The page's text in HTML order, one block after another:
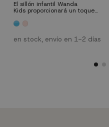
El sillón infantil Wanda
Kids proporcionará un toque
hogar, su ligero diseño recuerda
años 1970. Este fantástico sillón
para niños y niñas esta
estructura de metal imitando la
madera de haya natural. Está
en stock, envío en 1-2 días